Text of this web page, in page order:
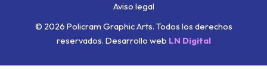
Aviso legal
© 2026 Policram Graphic Arts. Todos los derechos
reservados. Desarrollo web LN Digital